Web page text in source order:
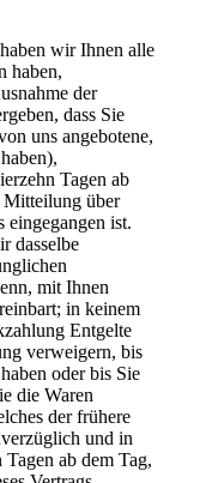
wir Ihnen alle
haben,
der
dass Sie
uns angebotene,
Tagen ab
Mitteilung über
eingegangen ist.
dasselbe
mit Ihnen
in keinem
Entgelte
verweigern, bis
oder bis Sie
die Waren
der frühere
und in
ab dem Tag,